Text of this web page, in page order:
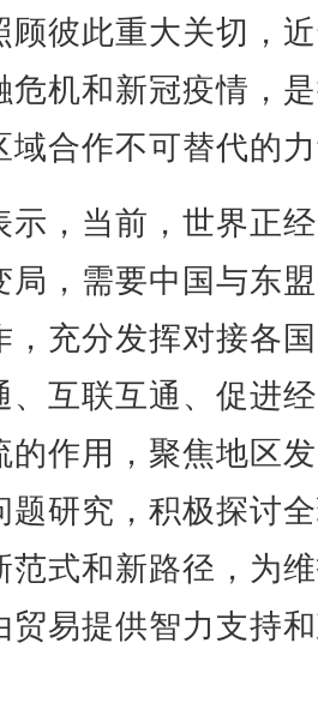
顾彼此重大关切，
危机和新冠疫情，
域合作不可替代的
，当前，世界正
局，需要中国与东
，充分发挥对接各
、互联互通、促进
的作用，聚焦地区
题研究，积极探讨
范式和新路径，为
贸易提供智力支持